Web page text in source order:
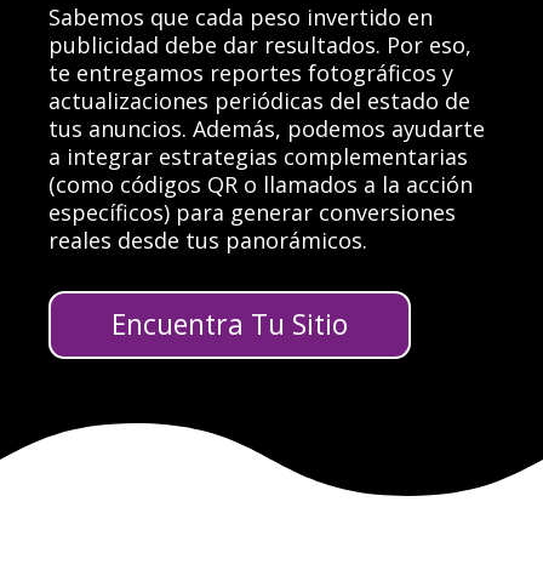
Sabemos que cada peso invertido en
publicidad debe dar resultados. Por eso,
te entregamos reportes fotográficos y
actualizaciones periódicas del estado de
tus anuncios. Además, podemos ayudarte
a integrar estrategias complementarias
(como códigos QR o llamados a la acción
específicos) para generar conversiones
reales desde tus panorámicos.
Encuentra Tu Sitio